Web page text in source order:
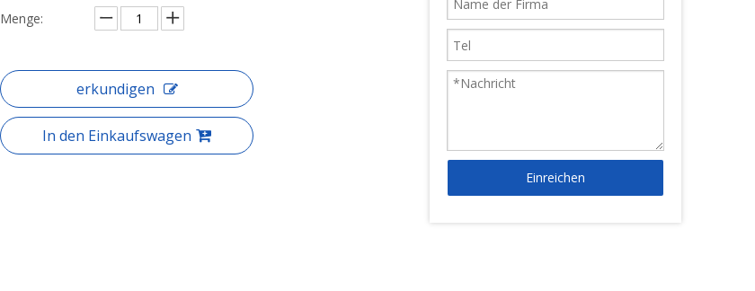
Menge:
erkundigen
In den Einkaufswagen
Einreichen